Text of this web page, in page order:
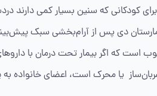
کودکانی که سنین بسیار کمی دارند
دی پس از آرام‌بخشی سبک
است که اگر بیمار تحت درمان با
یا محرک است، اعضای خانواده